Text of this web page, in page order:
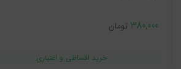
380,000 تومان